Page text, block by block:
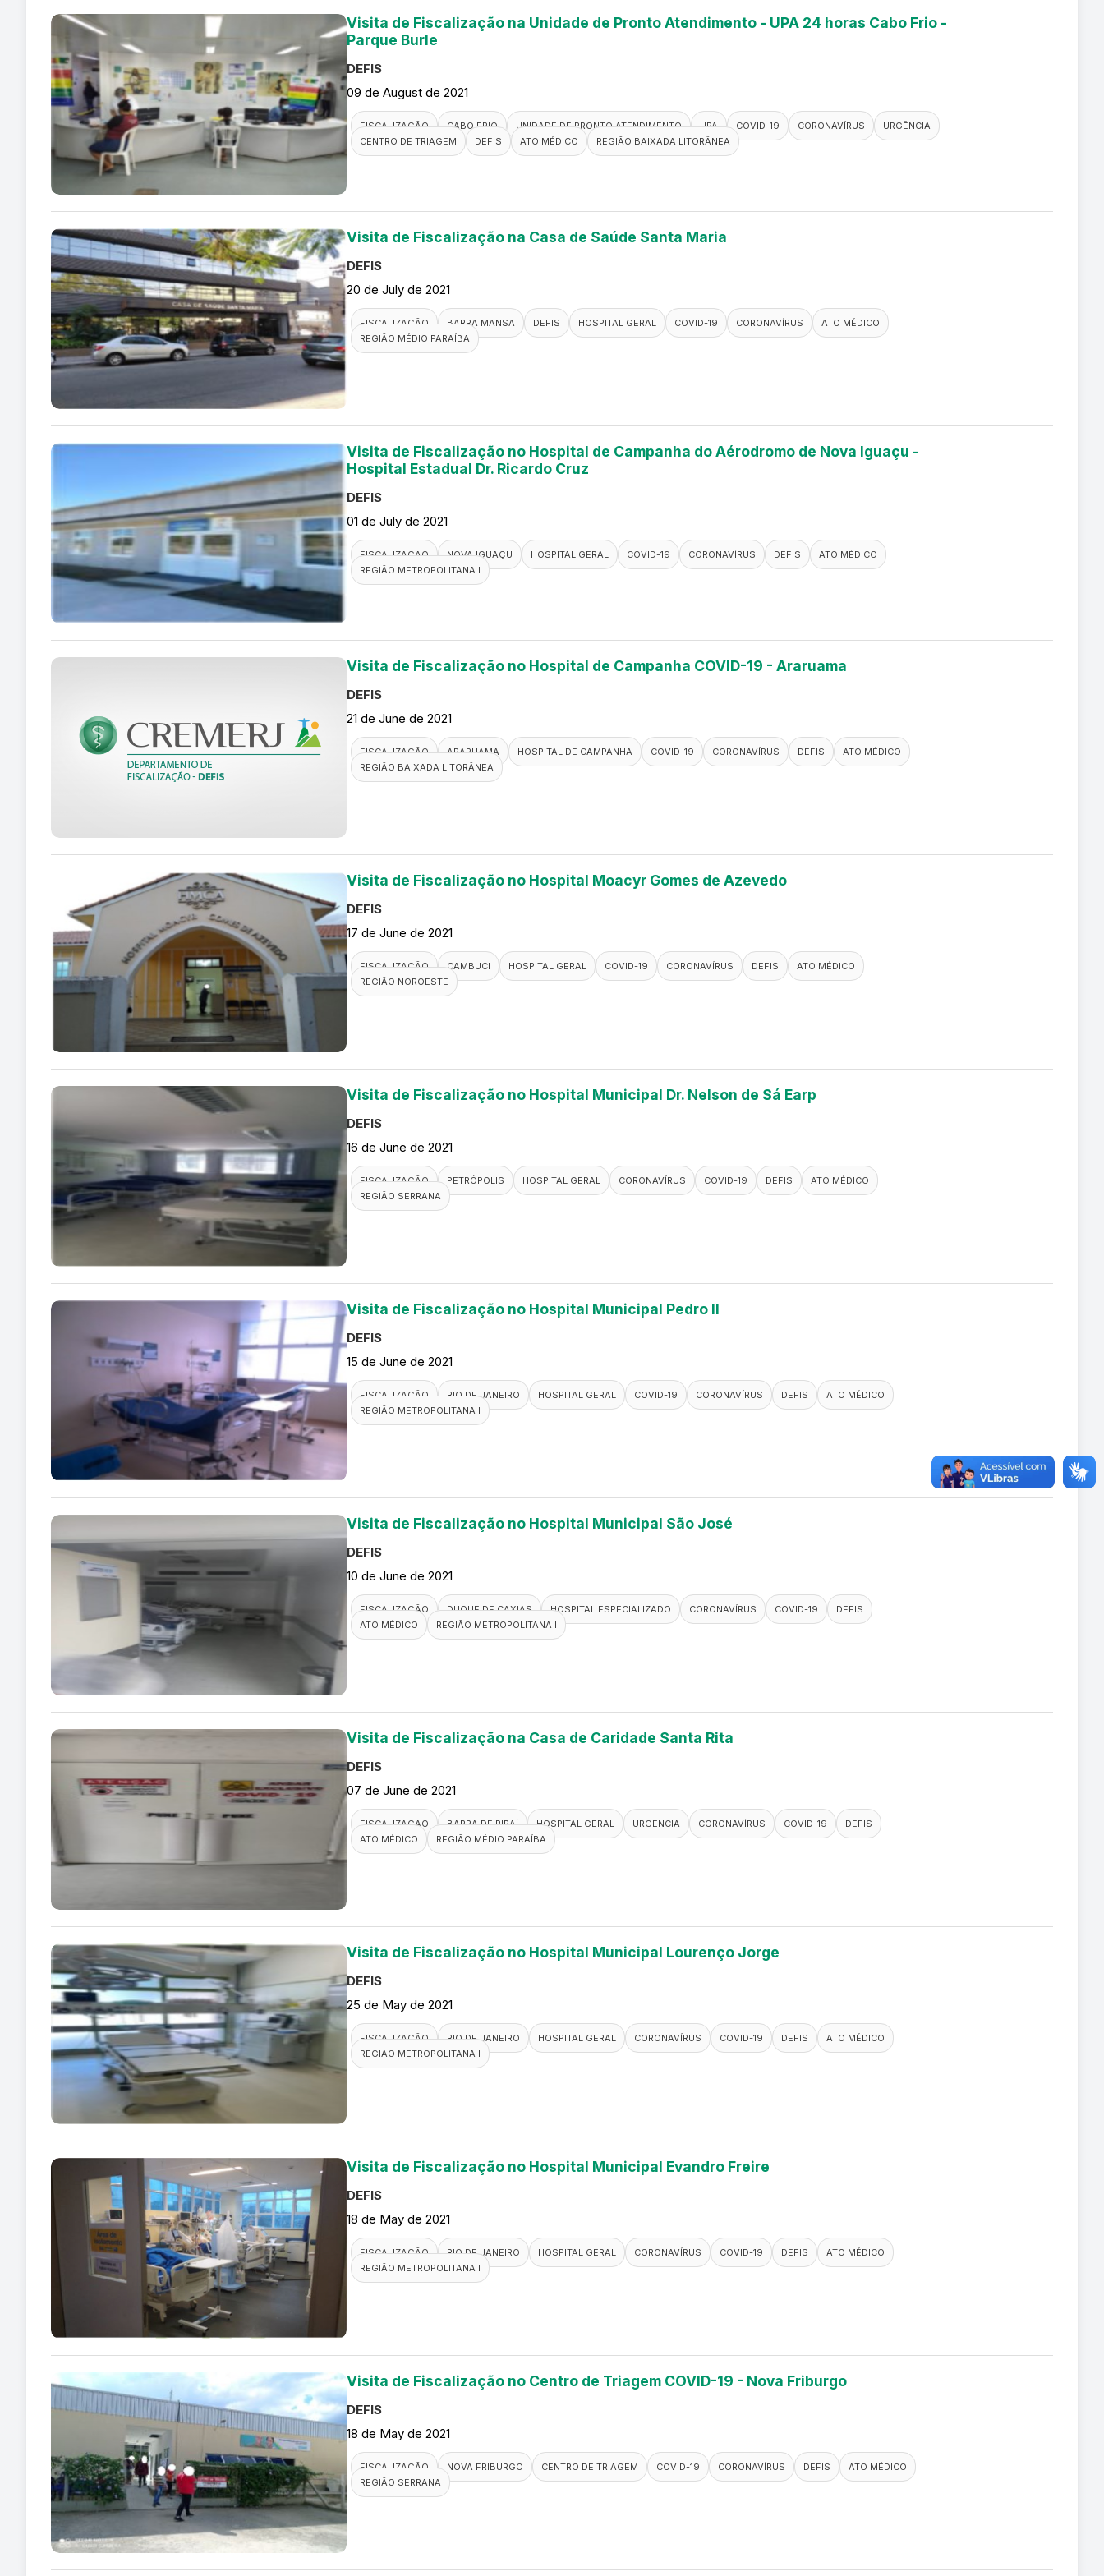
Visita de Fiscalização na Unidade de Pronto Atendimento - UPA 24 horas Cabo Frio -
Parque Burle
DEFIS
09 de August de 2021
FISCALIZAÇÃO CABO FRIO UNIDADE DE PRONTO ATENDIMENTO UPA COVID-19 CORONAVÍRUS
URGÊNCIA
CENTRO DE TRIAGEM
DEFIS ATO MÉDICO REGIÃO BAIXADA LITORÂNEA
Visita de Fiscalização na Casa de Saúde Santa Maria
DEFIS
20 de July de 2021
FISCALIZAÇÃO BARRA MANSA DEFIS HOSPITAL GERAL COVID-19 CORONAVÍRUS
ATO MÉDICO
REGIÃO MÉDIO PARAÍBA
Visita de Fiscalização no Hospital de Campanha do Aérodromo de Nova Iguaçu -
Hospital Estadual Dr. Ricardo Cruz
DEFIS
01 de July de 2021
FISCALIZAÇÃO NOVA IGUAÇU HOSPITAL GERAL COVID-19 CORONAVÍRUS DEFIS
ATO MÉDICO
REGIÃO METROPOLITANA I
Visita de Fiscalização no Hospital de Campanha COVID-19 - Araruama
DEFIS
21 de June de 2021
FISCALIZAÇÃO ARARUAMA HOSPITAL DE CAMPANHA COVID-19 CORONAVÍRUS DEFIS
ATO MÉDICO
REGIÃO BAIXADA LITORÂNEA
Visita de Fiscalização no Hospital Moacyr Gomes de Azevedo
DEFIS
17 de June de 2021
FISCALIZAÇÃO CAMBUCI HOSPITAL GERAL COVID-19 CORONAVÍRUS DEFIS
ATO MÉDICO
REGIÃO NOROESTE
Visita de Fiscalização no Hospital Municipal Dr. Nelson de Sá Earp
DEFIS
16 de June de 2021
FISCALIZAÇÃO PETRÓPOLIS HOSPITAL GERAL CORONAVÍRUS COVID-19 DEFIS
ATO MÉDICO
REGIÃO SERRANA
Visita de Fiscalização no Hospital Municipal Pedro II
DEFIS
15 de June de 2021
FISCALIZAÇÃO RIO DE JANEIRO HOSPITAL GERAL COVID-19 CORONAVÍRUS DEFIS
ATO MÉDICO
REGIÃO METROPOLITANA I
Visita de Fiscalização no Hospital Municipal São José
DEFIS
10 de June de 2021
FISCALIZAÇÃO DUQUE DE CAXIAS HOSPITAL ESPECIALIZADO CORONAVÍRUS COVID-19
DEFIS
ATO MÉDICO
REGIÃO METROPOLITANA I
Visita de Fiscalização na Casa de Caridade Santa Rita
DEFIS
07 de June de 2021
FISCALIZAÇÃO BARRA DE PIRAÍ HOSPITAL GERAL URGÊNCIA CORONAVÍRUS COVID-19
DEFIS
ATO MÉDICO
REGIÃO MÉDIO PARAÍBA
Visita de Fiscalização no Hospital Municipal Lourenço Jorge
DEFIS
25 de May de 2021
FISCALIZAÇÃO RIO DE JANEIRO HOSPITAL GERAL CORONAVÍRUS COVID-19 DEFIS
ATO MÉDICO
REGIÃO METROPOLITANA I
Visita de Fiscalização no Hospital Municipal Evandro Freire
DEFIS
18 de May de 2021
FISCALIZAÇÃO RIO DE JANEIRO HOSPITAL GERAL CORONAVÍRUS COVID-19 DEFIS
ATO MÉDICO
REGIÃO METROPOLITANA I
Visita de Fiscalização no Centro de Triagem COVID-19 - Nova Friburgo
DEFIS
18 de May de 2021
FISCALIZAÇÃO NOVA FRIBURGO CENTRO DE TRIAGEM COVID-19 CORONAVÍRUS DEFIS
ATO MÉDICO
REGIÃO SERRANA